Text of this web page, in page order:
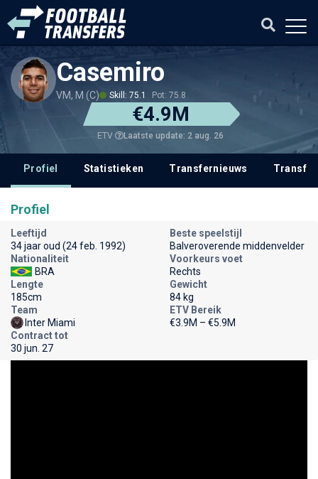
Casemiro
VM, M (C) Skill: 75.1 Pot: 75.8
€4.9M
ETV Laatste update: 2 aug. 26
Profiel Statistieken Transfernieuws
Profiel
Leeftijd
34 jaar oud (24 feb. 1992)
Beste speelstijl
Balveroverende middenvelder
Nationaliteit
BRA
Voorkeurs voet
Rechts
Lengte
185cm
Gewicht
84 kg
Team
Inter Miami
ETV Bereik
€3.9M – €5.9M
Contract tot
30 jun. 27